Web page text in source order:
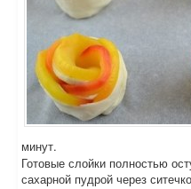
минут.
Готовые слойки полностью
сахарной пудрой через